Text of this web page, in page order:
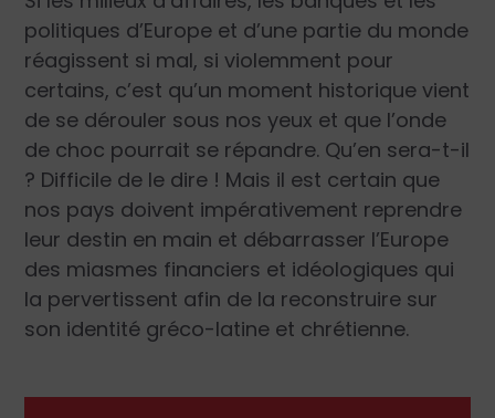
politiques d’Europe et d’une partie du monde
réagissent si mal, si violemment pour
certains, c’est qu’un moment historique vient
de se dérouler sous nos yeux et que l’onde
de choc pourrait se répandre. Qu’en sera-t-il
? Difficile de le dire ! Mais il est certain que
nos pays doivent impérativement reprendre
leur destin en main et débarrasser l’Europe
des miasmes financiers et idéologiques qui
la pervertissent afin de la reconstruire sur
son identité gréco-latine et chrétienne.